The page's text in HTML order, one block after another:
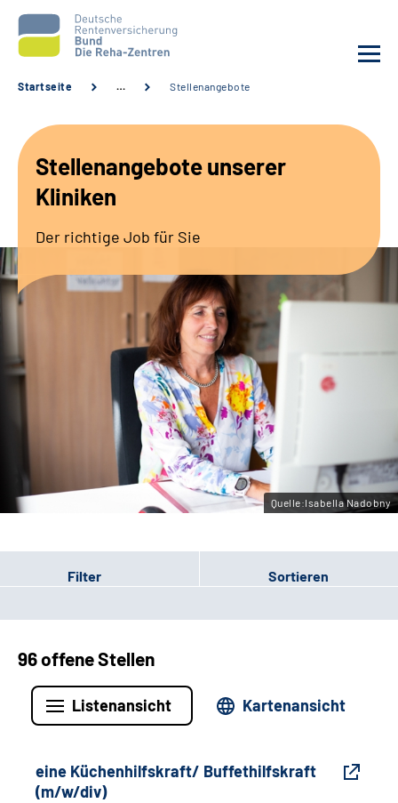
Unsere Kliniken
Sozialdienste & Zuweisende
Erweiterte Suche
Gebärdensprache
Leichte Sprache
Startseite … Stellenangebote
Stellenangebote unserer
Kliniken
Der richtige Job für Sie
Quelle:Isabella Nadobny
Filter Sortieren
96 offene Stellen
Listenansicht Kartenansicht
eine Küchenhilfskraft/ Buffethilfskraft
(m/w/div)